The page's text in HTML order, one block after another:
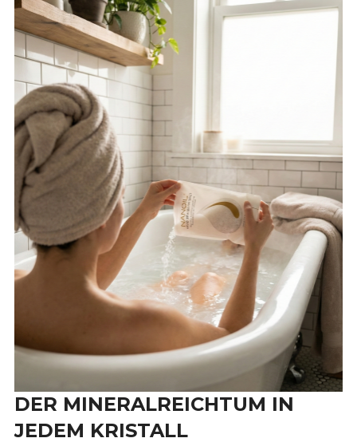
DER MINERALREICHTUM IN
JEDEM KRISTALL